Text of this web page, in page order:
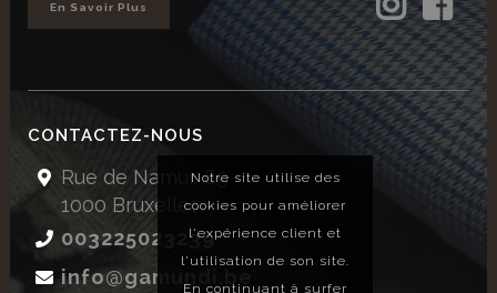
En Savoir Plus
CONTACTEZ-NOUS
Rue de Namur, 89
1000 Bruxelles
003225023239
info@gamundi.be
Notre site utilise des
cookies pour améliorer
l'expérience client et
l'utilisation de son site.
En continuant à surfer